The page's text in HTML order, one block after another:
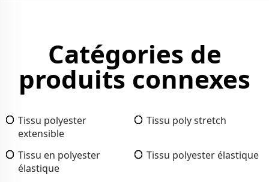
Catégories de
produits connexes
Tissu polyester
extensible
Tissu poly stretch
Tissu en polyester
élastique
Tissu polyester élastique